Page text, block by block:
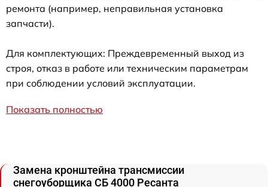
ремонта (например, неправильная установка
запчасти).
Для комплектующих: Преждевременный выход из
строя, отказ в работе или техническим параметрам
при соблюдении условий эксплуатации.
Показать полностью
Замена кронштейна трансмиссии
снегоуборщика СБ 4000 Ресанта